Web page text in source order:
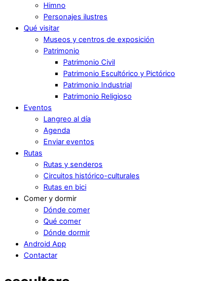
Himno
Personajes ilustres
Qué visitar
Museos y centros de exposición
Patrimonio
Patrimonio Civil
Patrimonio Escultórico y Pictórico
Patrimonio Industrial
Patrimonio Religioso
Eventos
Langreo al día
Agenda
Enviar eventos
Rutas
Rutas y senderos
Circuitos histórico-culturales
Rutas en bici
Comer y dormir
Dónde comer
Qué comer
Dónde dormir
Android App
Contactar